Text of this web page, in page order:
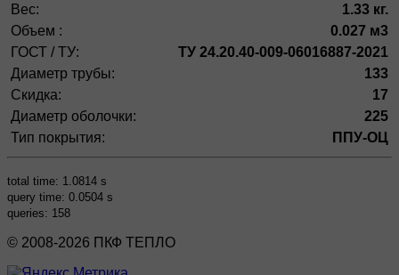
Вес:
1.33 кг.
Объем :
0.027 м3
ГОСТ / ТУ:
ТУ 24.20.40-009-06016887-2021
Диаметр трубы:
133
Скидка:
17
Диаметр оболочки:
225
Тип покрытия:
ППУ-ОЦ
total time: 1.0814 s
query time: 0.0504 s
queries: 158
© 2008-2026 ПКФ ТЕПЛО